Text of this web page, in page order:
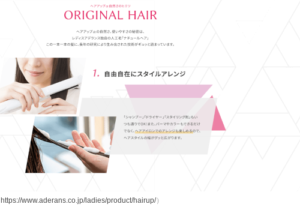
https://www.aderans.co.jp/ladies/product/hairup/）